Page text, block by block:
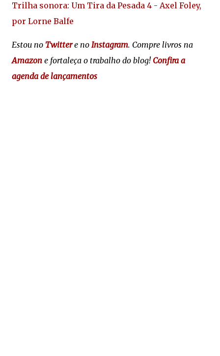
Trilha sonora: Um Tira da Pesada 4 - Axel Foley,
por Lorne Balfe
Estou no Twittere no Instagram. Compre livros na
Amazon e fortaleça o trabalho do blog! Confira a
agenda de lançamentos